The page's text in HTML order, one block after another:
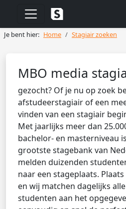
Je bent hier: Home Stagiair zoeken
MBO media
gezocht? Of je nu op zoek
afstudeerstagiair of een
vinden van een stagiair
Met jaarlijks meer dan
bachelor- en masterniveau
grootste stagebank van
melden duizenden
naar een stageplaats.
en wij matchen dagelijks
studenten aan het